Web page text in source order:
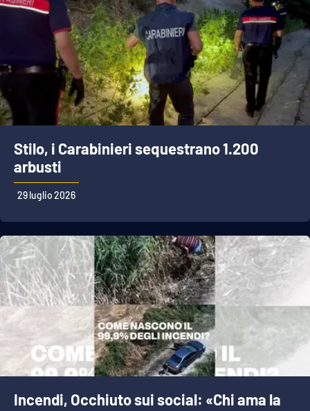
Stilo, i Carabinieri sequestrano 1.200
arbusti
29 luglio 2026
Incendi, Occhiuto sui social: «Chi ama la